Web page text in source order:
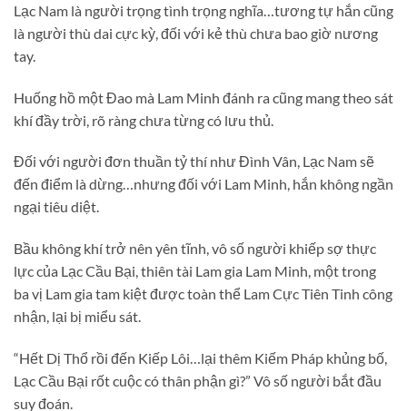
Lạc Nam là người trọng tình trọng nghĩa…tương tự hắn cũng
là người thù dai cực kỳ, đối với kẻ thù chưa bao giờ nương
tay.
Huống hồ một Đao mà Lam Minh đánh ra cũng mang theo sát
khí đầy trời, rõ ràng chưa từng có lưu thủ.
Đối với người đơn thuần tỷ thí như Đình Vân, Lạc Nam sẽ
đến điểm là dừng…nhưng đối với Lam Minh, hắn không ngần
ngại tiêu diệt.
Bầu không khí trở nên yên tĩnh, vô số người khiếp sợ thực
lực của Lạc Cầu Bại, thiên tài Lam gia Lam Minh, một trong
ba vị Lam gia tam kiệt được toàn thể Lam Cực Tiên Tinh công
nhận, lại bị miểu sát.
“Hết Dị Thổ rồi đến Kiếp Lôi…lại thêm Kiếm Pháp khủng bố,
Lạc Cầu Bại rốt cuộc có thân phận gì?” Vô số người bắt đầu
suy đoán.